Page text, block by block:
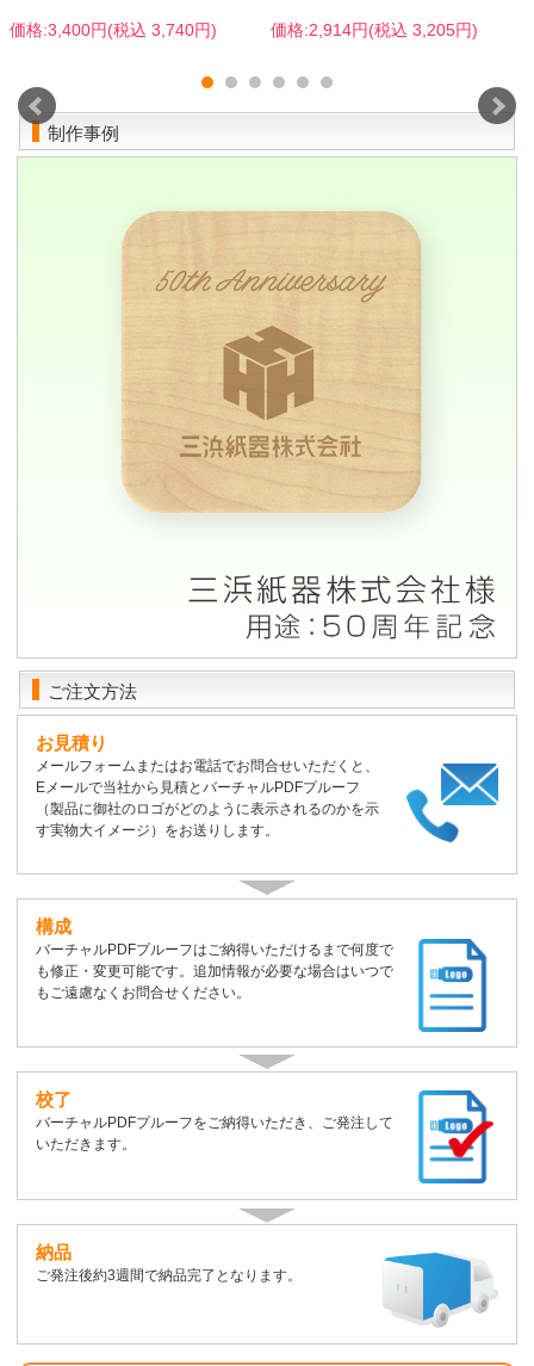
価格:3,400円(税込 3,740円) 価格:2,914円(税込 3,205円)
制作事例
ご注文方法
お見積り
メールフォームまたはお電話でお問合せいただくと、
Eメールで当社から見積とバーチャルPDFプルーフ
（製品に御社のロゴがどのように表示されるのかを示
す実物大イメージ）をお送りします。
構成
バーチャルPDFプルーフはご納得いただけるまで何度で
も修正・変更可能です。追加情報が必要な場合はいつで
もご遠慮なくお問合せください。
校了
バーチャルPDFプルーフをご納得いただき、ご発注して
いただきます。
納品
ご発注後約3週間で納品完了となります。